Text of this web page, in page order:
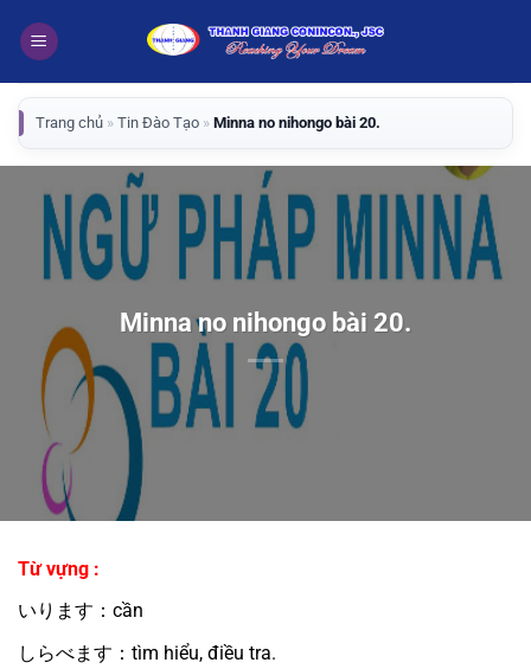
qua
dung
Trang chủ » Tin Đào Tạo » Minna no nihongo bài 20.
Minna no nihongo bài 20.
Từ vựng :
いります：cần
しらべます：tìm hiểu, điều tra.